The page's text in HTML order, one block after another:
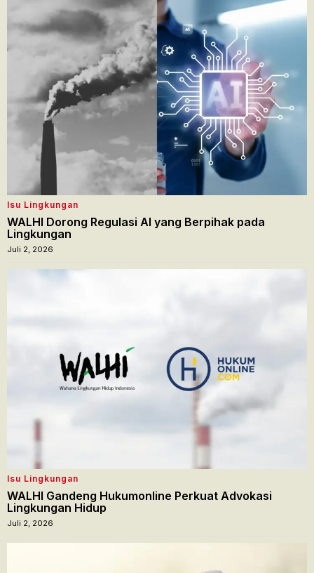
Isu Lingkungan
WALHI Dorong Regulasi AI yang Berpihak pada
Lingkungan
Juli 2, 2026
Isu Lingkungan
WALHI Gandeng Hukumonline Perkuat Advokasi
Lingkungan Hidup
Juli 2, 2026